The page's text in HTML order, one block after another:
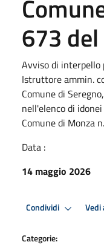
673
Avviso di
Istruttore ammin.
Comune di
nell'elenco di
Comune di Monza
Data :
14 maggio 2026
Condividi Vedi
Categorie: